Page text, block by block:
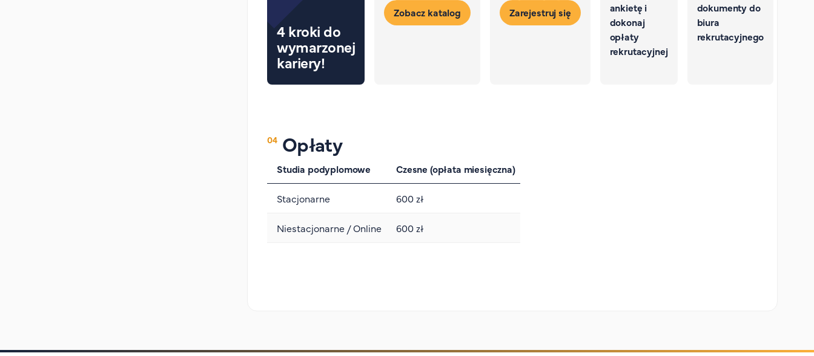
4 kroki do
wymarzonej
kariery!
Zobacz katalog
Zarejestruj się
ankietę i
dokonaj
opłaty
rekrutacyjnej
dokumenty do
biura
rekrutacyjnego
Opłaty
Studia podyplomowe Czesne (opłata miesięczna)
Stacjonarne 600 zł
Niestacjonarne / Online 600 zł